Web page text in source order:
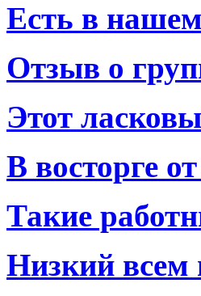
Есть в нашем
Отзыв о
Этот
В восторге
Такие
Низкий всем